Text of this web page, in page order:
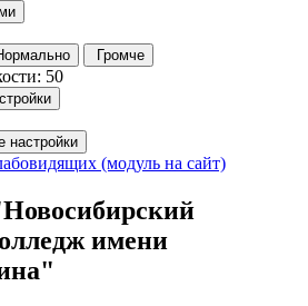
Громче
50
настройки
(модуль на сайт)
имени